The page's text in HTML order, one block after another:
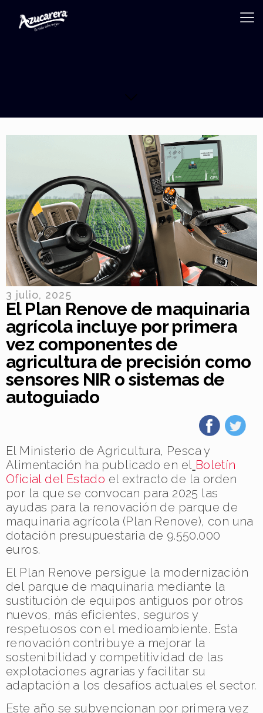
3 julio, 2025
El Plan Renove de maquinaria
agrícola incluye por primera
vez componentes de
agricultura de precisión como
sensores NIR o sistemas de
autoguiado
El Ministerio de Agricultura, Pesca y
Alimentación ha publicado en el Boletín
Oficial del Estado el extracto de la orden
por la que se convocan para 2025 las
ayudas para la renovación de parque de
maquinaria agrícola (Plan Renove), con una
dotación presupuestaria de 9.550.000
euros.
El Plan Renove persigue la modernización
del parque de maquinaria mediante la
sustitución de equipos antiguos por otros
nuevos, más eficientes, seguros y
respetuosos con el medioambiente. Esta
renovación contribuye a mejorar la
sostenibilidad y competitividad de las
explotaciones agrarias y facilitar su
adaptación a los desafíos actuales el sector.
Este año se subvencionan por primera vez